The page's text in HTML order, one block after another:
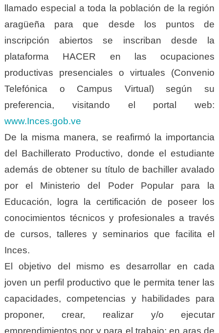
llamado especial a toda la población de la región
aragüeña para que desde los puntos de
inscripción abiertos se inscriban desde la
plataforma HACER en las ocupaciones
productivas presenciales o virtuales (Convenio
Telefónica o Campus Virtual) según su
preferencia, visitando el portal web:
www.Inces.gob.ve
De la misma manera, se reafirmó la importancia
del Bachillerato Productivo, donde el estudiante
además de obtener su título de bachiller avalado
por el Ministerio del Poder Popular para la
Educación, logra la certificación de poseer los
conocimientos técnicos y profesionales a través
de cursos, talleres y seminarios que facilita el
Inces.
El objetivo del mismo es desarrollar en cada
joven un perfil productivo que le permita tener las
capacidades, competencias y habilidades para
proponer, crear, realizar y/o ejecutar
emprendimientos por y para el trabajo; en aras de